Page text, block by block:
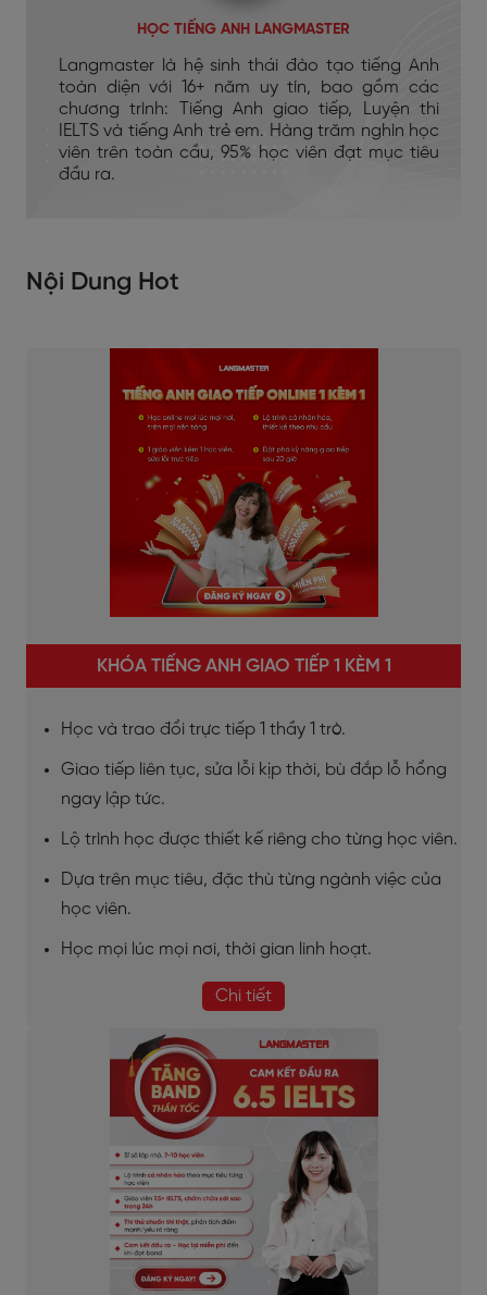
HỌC TIẾNG ANH LANGMASTER
Langmaster là hệ sinh thái đào tạo tiếng Anh
toàn diện với 16+ năm uy tín, bao gồm các
chương trình: Tiếng Anh giao tiếp, Luyện thi
IELTS và tiếng Anh trẻ em. Hàng trăm nghìn học
viên trên toàn cầu, 95% học viên đạt mục tiêu
đầu ra.
Nội Dung Hot
KHÓA TIẾNG ANH GIAO TIẾP 1 KÈM 1
Học và trao đổi trực tiếp 1 thầy 1 trò.
Giao tiếp liên tục, sửa lỗi kịp thời, bù đắp lỗ hổng
ngay lập tức.
Lộ trình học được thiết kế riêng cho từng học viên.
Dựa trên mục tiêu, đặc thù từng ngành việc của
học viên.
Học mọi lúc mọi nơi, thời gian linh hoạt.
Chi tiết